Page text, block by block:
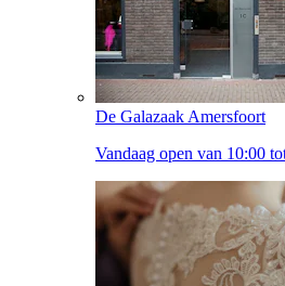
De Galazaak Amersfoort
Vandaag open van 10:00